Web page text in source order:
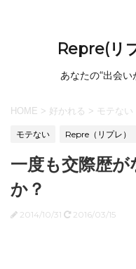
Repre(リ
あなたの“出会い
HOME > 好かれる > モテない
モテない Repre（リプレ）
一度も交際歴
か？
2014/10/31 2016/03/15